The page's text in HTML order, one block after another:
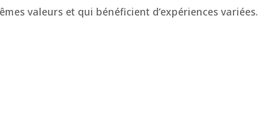
valeurs et qui bénéficient d’expériences variées.